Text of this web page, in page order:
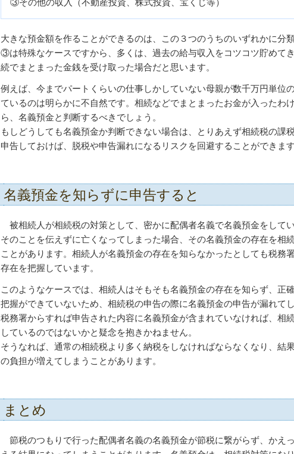
③その他の収入（不動産投資、株式投資、宝くじ等）
大きな預金額を作ることができるのは、この３つのうちのいずれかに分類
③は特殊なケースですから、多くは、過去の給与収入をコツコツ貯めて
続でまとまった金銭を受け取った場合だと思います。
例えば、今までパートくらいの仕事しかしていない母親が数千万円単位
ているのは明らかに不自然です。相続などでまとまったお金が入ったわ
ら、名義預金と判断するべきでしょう。
もしどうしても名義預金か判断できない場合は、とりあえず相続税の課
申告しておけば、脱税や申告漏れになるリスクを回避することができます
名義預金を知らずに申告すると
被相続人が相続税の対策として、密かに配偶者名義で名義預金をして
そのことを伝えずに亡くなってしまった場合、その名義預金の存在を相
ことがあります。相続人が名義預金の存在を知らなかったとしても税務
存在を把握しています。
このようなケースでは、相続人はそもそも名義預金の存在を知らず、正
把握ができていないため、相続税の申告の際に名義預金の申告が漏れてし
税務署からすれば申告された内容に名義預金が含まれていなければ、相
しているのではないかと疑念を抱きかねません。
そうなれば、通常の相続税より多く納税をしなければならなくなり、結
の負担が増えてしまうことがあります。
まとめ
節税のつもりで行った配偶者名義の名義預金が節税に繋がらず、かえ